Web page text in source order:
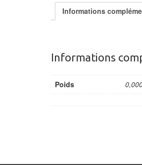
Informations
Informations
Poids